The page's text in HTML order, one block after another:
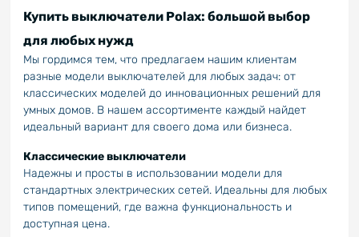
Купить выключатели Polax: большой выбор
для любых нужд
Мы гордимся тем, что предлагаем нашим клиентам
разные модели выключателей для любых задач: от
классических моделей до инновационных решений для
умных домов. В нашем ассортименте каждый найдет
идеальный вариант для своего дома или бизнеса.
Классические выключатели
Надежны и просты в использовании модели для
стандартных электрических сетей. Идеальны для любых
типов помещений, где важна функциональность и
доступная цена.